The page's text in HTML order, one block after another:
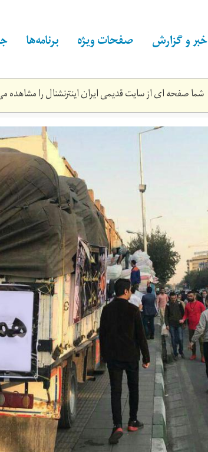
خبر و گزارش صفحات ویژه برنامه‌ها
شما صفحه ای از سایت قدیمی ایران اینترنشنال را